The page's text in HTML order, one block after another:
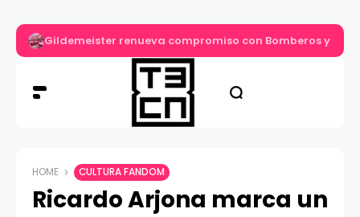
Gildemeister renueva compromiso con Bomberos y
HOME CULTURA FANDOM
Ricardo Arjona marca un